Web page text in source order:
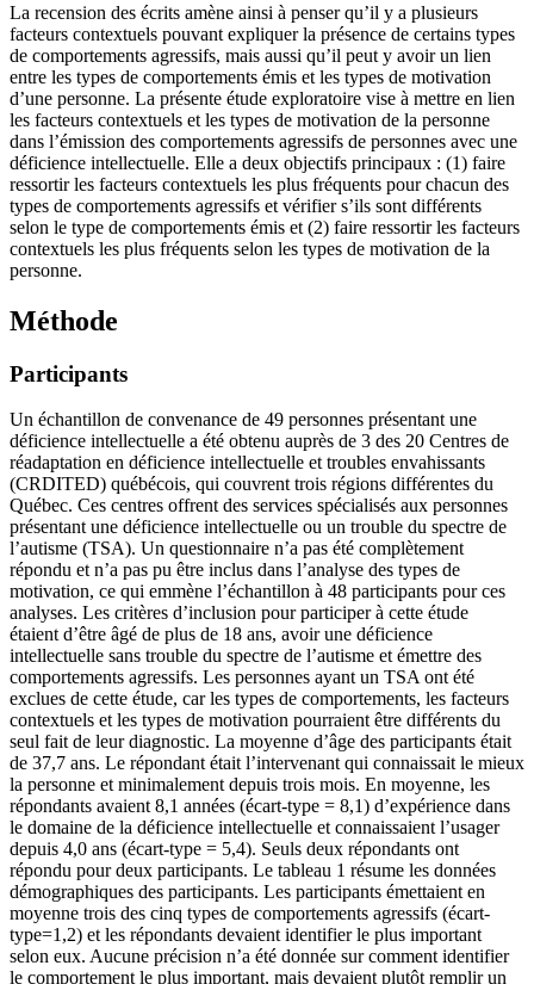
La recension des écrits amène ainsi à penser qu’il y a plusieurs
facteurs contextuels pouvant expliquer la présence de certains types
de comportements agressifs, mais aussi qu’il peut y avoir un lien
entre les types de comportements émis et les types de motivation
d’une personne. La présente étude exploratoire vise à mettre en lien
les facteurs contextuels et les types de motivation de la personne
dans l’émission des comportements agressifs de personnes avec une
déficience intellectuelle. Elle a deux objectifs principaux : (1) faire
ressortir les facteurs contextuels les plus fréquents pour chacun des
types de comportements agressifs et vérifier s’ils sont différents
selon le type de comportements émis et (2) faire ressortir les facteurs
contextuels les plus fréquents selon les types de motivation de la
personne.
Méthode
Participants
Un échantillon de convenance de 49 personnes présentant une
déficience intellectuelle a été obtenu auprès de 3 des 20 Centres de
réadaptation en déficience intellectuelle et troubles envahissants
(CRDITED) québécois, qui couvrent trois régions différentes du
Québec. Ces centres offrent des services spécialisés aux personnes
présentant une déficience intellectuelle ou un trouble du spectre de
l’autisme (TSA). Un questionnaire n’a pas été complètement
répondu et n’a pas pu être inclus dans l’analyse des types de
motivation, ce qui emmène l’échantillon à 48 participants pour ces
analyses. Les critères d’inclusion pour participer à cette étude
étaient d’être âgé de plus de 18 ans, avoir une déficience
intellectuelle sans trouble du spectre de l’autisme et émettre des
comportements agressifs. Les personnes ayant un TSA ont été
exclues de cette étude, car les types de comportements, les facteurs
contextuels et les types de motivation pourraient être différents du
seul fait de leur diagnostic. La moyenne d’âge des participants était
de 37,7 ans. Le répondant était l’intervenant qui connaissait le mieux
la personne et minimalement depuis trois mois. En moyenne, les
répondants avaient 8,1 années (écart-type = 8,1) d’expérience dans
le domaine de la déficience intellectuelle et connaissaient l’usager
depuis 4,0 ans (écart-type = 5,4). Seuls deux répondants ont
répondu pour deux participants. Le tableau 1 résume les données
démographiques des participants. Les participants émettaient en
moyenne trois des cinq types de comportements agressifs (écart-
type=1,2) et les répondants devaient identifier le plus important
selon eux. Aucune précision n’a été donnée sur comment identifier
le comportement le plus important, mais devaient plutôt remplir un